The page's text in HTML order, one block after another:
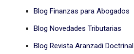
Blog Finanzas para Abogados
Blog Novedades Tributarias
Blog Revista Aranzadi Doctrinal